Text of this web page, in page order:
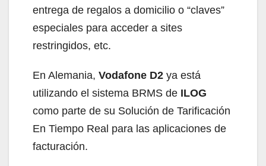
entrega de regalos a domicilio o “claves”
especiales para acceder a sites
restringidos, etc.
En Alemania, Vodafone D2 ya está
utilizando el sistema BRMS de ILOG
como parte de su Solución de Tarificación
En Tiempo Real para las aplicaciones de
facturación.